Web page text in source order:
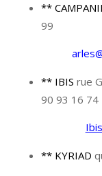
**
99
** IBIS rue
90 93 16 74
** KYRIAD